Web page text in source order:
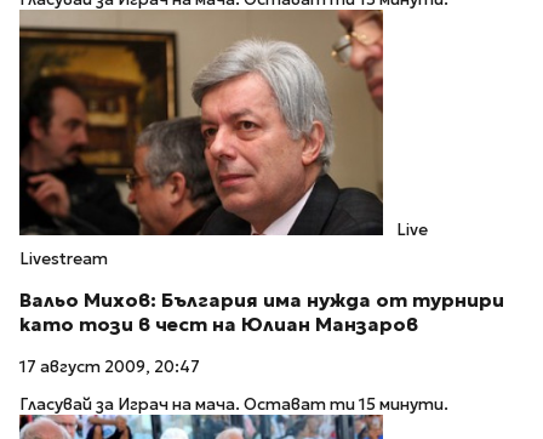
Live
Livestream
Вальо Михов: България има нужда от турнири
като този в чест на Юлиан Манзаров
17 август 2009, 20:47
Гласувай за Играч на мача. Остават ти 15 минути.